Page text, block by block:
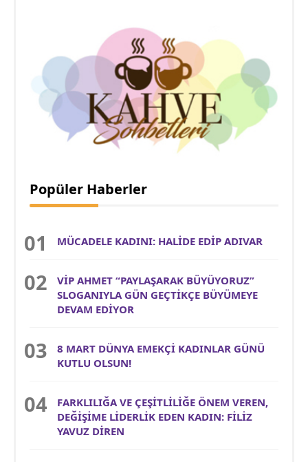
Popüler Haberler
MÜCADELE KADINI: HALİDE EDİP ADIVAR
VİP AHMET “PAYLAŞARAK BÜYÜYORUZ”
SLOGANIYLA GÜN GEÇTİKÇE BÜYÜMEYE
DEVAM EDİYOR
8 MART DÜNYA EMEKÇİ KADINLAR GÜNÜ
KUTLU OLSUN!
FARKLILIĞA VE ÇEŞİTLİLİĞE ÖNEM VEREN,
DEĞİŞİME LİDERLİK EDEN KADIN: FİLİZ
YAVUZ DİREN